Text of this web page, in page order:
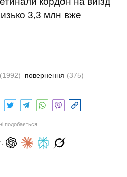
3,3 млн вже
(1992) повернення (375)
подобається